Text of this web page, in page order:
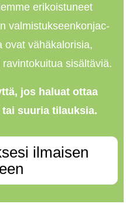
erikoistuneet
valmistukseenkonjac-
ovat vähäkalorisia,
sisältäviä.
jos haluat ottaa
suuria tilauksia.
ilmaisen